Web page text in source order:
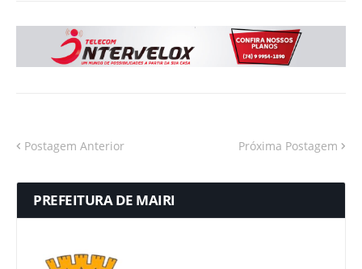
Postagem Anterior Próxima Postagem
PREFEITURA DE MAIRI